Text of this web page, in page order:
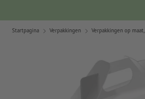
Startpagina Verpakkingen Verpakkingen op